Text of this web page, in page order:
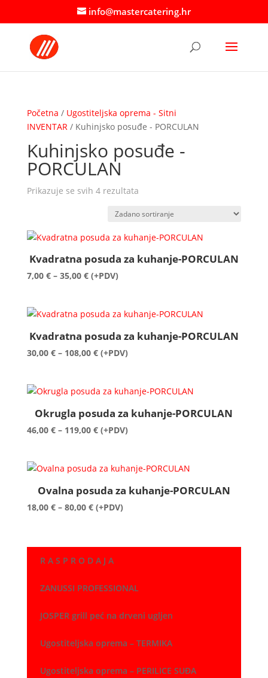
info@mastercatering.hr
Početna / Ugostiteljska oprema - Sitni
INVENTAR / Kuhinjsko posuđe - PORCULAN
Kuhinjsko posuđe -
PORCULAN
Prikazuje se svih 4 rezultata
Kvadratna posuda za kuhanje-PORCULAN
7,00 € – 35,00 €Raspon
7,00 €
(+PDV)
Kvadratna posuda za kuhanje-PORCULAN
30,00 € – 108,00 €Raspon
30,00 €
do
(+PDV)
Okrugla posuda za kuhanje-PORCULAN
46,00 € – 119,00 €Raspon
46,00 €
do
(+PDV)
Ovalna posuda za kuhanje-PORCULAN
18,00 € – 80,00 €Raspon
18,00 €
do
(+PDV)
R A S P R O D A J A
ZANUSSI PROFESSIONAL
JOSPER grill peć na drveni ugljen
Ugostiteljska oprema – TERMIKA
Ugostiteljska oprema – PERILICE SUĐA